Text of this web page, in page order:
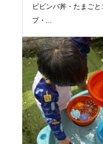
ビビンバ丼・たまご
プ・...